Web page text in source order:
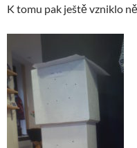
K tomu pak ještě vzniklo